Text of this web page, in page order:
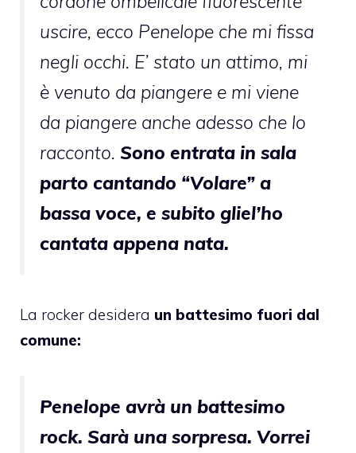
uscire, ecco Penelope che mi fissa
negli occhi. E’ stato un attimo, mi
è venuto da piangere e mi viene
da piangere anche adesso che lo
racconto. Sono entrata in sala
parto cantando “Volare” a
bassa voce, e subito gliel’ho
cantata appena nata.
La rocker desidera un battesimo fuori dal
comune:
Penelope avrà un battesimo
rock. Sarà una sorpresa. Vorrei